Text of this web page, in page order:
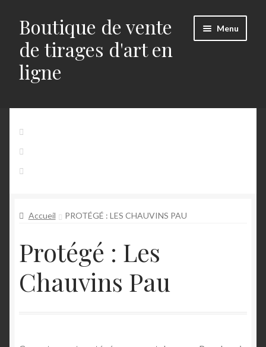
Aller
à
la
navigation
Aller
au
contenu
Boutique de vente
de tirages d'art en
ligne
Menu
Accueil
Commande
Commande
Accueil PROTÉGÉ : LES CHAUVINS PAU
Protégé : Les
Chauvins Pau